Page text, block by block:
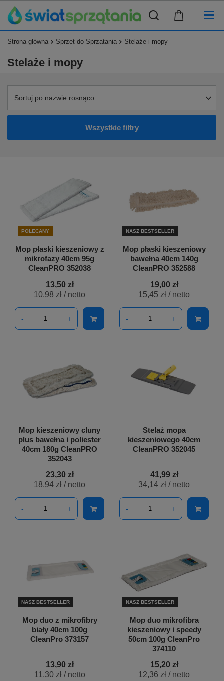
Strona główna Sprzęt do Sprzątania Stelaże i mopy
Stelaże i mopy
Sortuj po nazwie rosnąco
Wszystkie filtry
POLECANY
Mop płaski kieszeniowy z
mikrofazy 40cm 95g
CleanPRO 352038
13,50 zł
10,98 zł / netto
- +
NASZ BESTSELLER
Mop płaski kieszeniowy
bawełna 40cm 140g
CleanPRO 352588
19,00 zł
15,45 zł / netto
- +
Mop kieszeniowy cluny
plus bawełna i poliester
40cm 180g CleanPRO
352043
23,30 zł
18,94 zł / netto
- +
Stelaż mopa
kieszeniowego 40cm
CleanPRO 352045
41,99 zł
34,14 zł / netto
- +
NASZ BESTSELLER
Mop duo z mikrofibry
biały 40cm 100g
CleanPro 373157
13,90 zł
11,30 zł/ netto
NASZ BESTSELLER
Mop duo mikrofibra
kieszeniowy i speedy
50cm 100g CleanPro
374110
15,20 zł
12,36 zł / netto